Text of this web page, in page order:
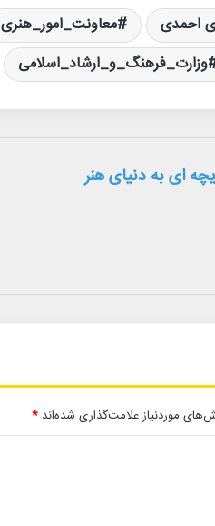
احمدی
معاونت_امور_هنری
وزارت_فرهنگ_و_ارشاد_اسلامی
ای به دنیای هنر
موردنیاز علامت‌گذاری شده‌اند *